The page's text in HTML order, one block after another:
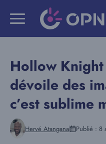
Hollow
dévoile des
c’est sublime
Hervé Atangana Publié : 8